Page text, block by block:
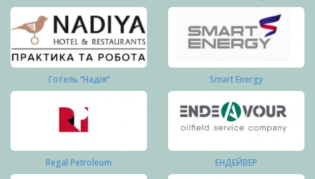
Готель “Надія” Smart Energy
Regal Petroleum ЕНДЕЙВЕР